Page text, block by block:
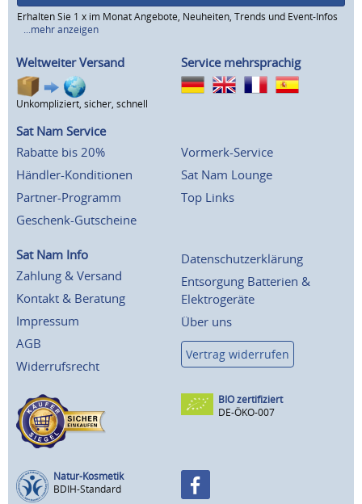
Erhalten Sie 1 x im Monat Angebote, Neuheiten, Trends und Event-Infos
...mehr anzeigen
Weltweiter Versand
Unkompliziert, sicher, schnell
Service mehrsprachig
Sat Nam Service
Rabatte bis 20%
Händler-Konditionen
Partner-Programm
Geschenk-Gutscheine
Vormerk-Service
Sat Nam Lounge
Top Links
Sat Nam Info
Zahlung & Versand
Kontakt & Beratung
Impressum
AGB
Widerrufsrecht
Datenschutzerklärung
Entsorgung Batterien &
Elektrogeräte
Über uns
Vertrag widerrufen
BIO zertifiziert
DE-ÖKO-007
Natur-Kosmetik
BDIH-Standard